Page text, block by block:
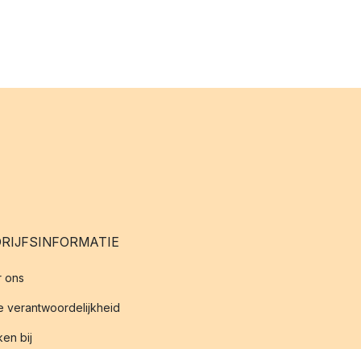
ons
verantwoordelijkheid
bij